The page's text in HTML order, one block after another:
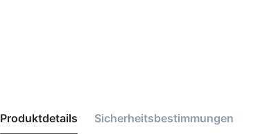
Produktdetails Sicherheitsbestimmungen